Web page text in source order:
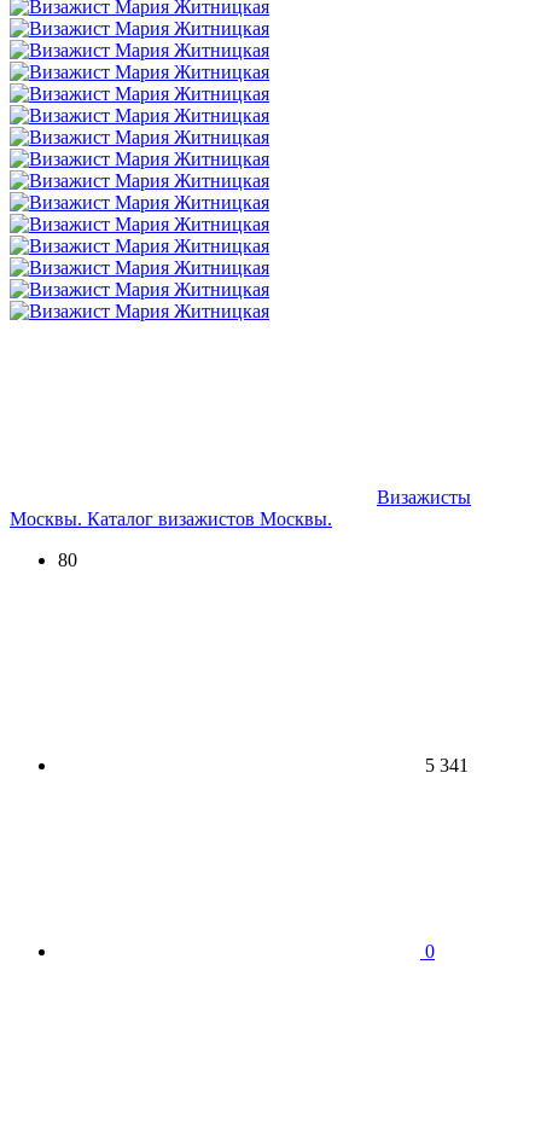
Визажисты
Москвы. Каталог визажистов Москвы.
80
5 341
0